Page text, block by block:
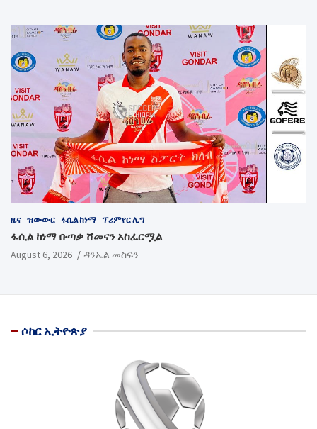
ዜና ዝውውር ፋሲል ከነማ ፕሪምየር ሊግ
ፋሲል ከነማ ቡጣቃ ሸመናን አስፈርሟል
August 6, 2026 ዳንኤል መስፍን
ሶከር ኢትዮጵያ